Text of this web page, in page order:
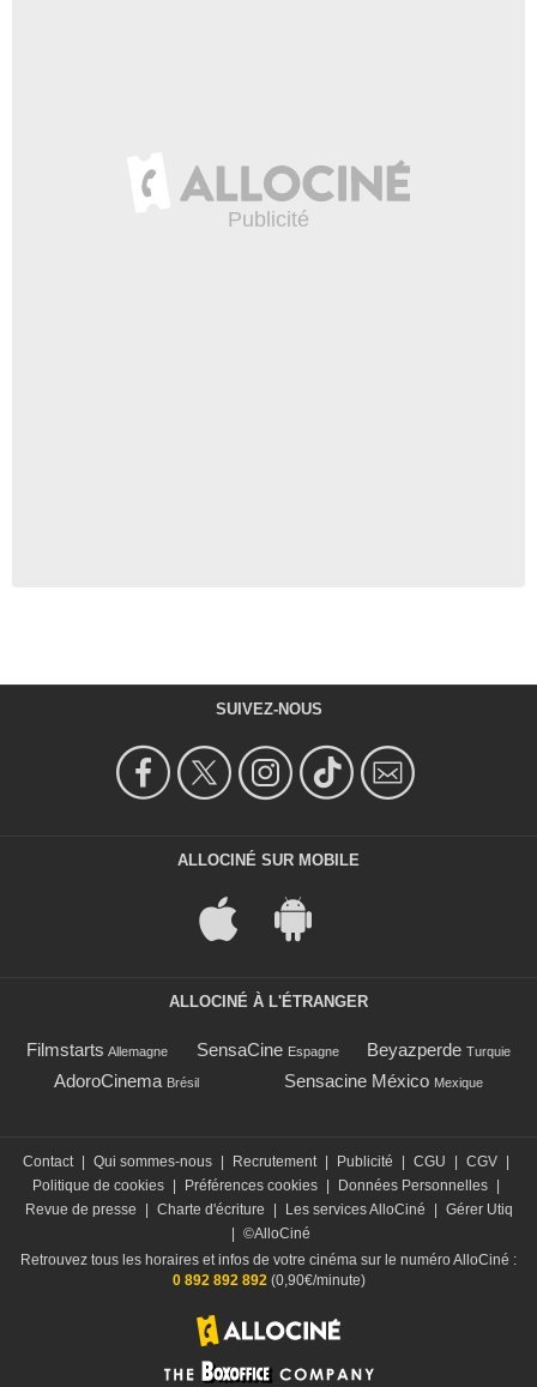
SUIVEZ-NOUS
ALLOCINÉ SUR MOBILE
ALLOCINÉ À L'ÉTRANGER
Filmstarts Allemagne SensaCine Espagne Beyazperde Turquie
AdoroCinema Brésil Sensacine México Mexique
Contact Qui sommes-nous Recrutement Publicité CGU CGV
Politique de cookies
Préférences cookies Données Personnelles
Revue de presse
Charte d'écriture Les services AlloCiné
Gérer Utiq
©AlloCiné
Retrouvez tous les horaires et infos de votre cinéma sur le numéro AlloCiné :
0 892 892 892(0,90€/minute)